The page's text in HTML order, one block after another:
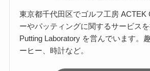
東京都千代田区でゴルフ工房 ACTEK
ーやパッティングに関するサービス
Putting Laboratory を営んでいます。
ーヒー、時計など。